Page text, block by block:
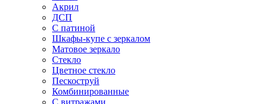
Акрил
ДСП
С патиной
Шкафы-купе с зеркалом
Матовое зеркало
Стекло
Цветное стекло
Пескоструй
Комбинированные
С витражами